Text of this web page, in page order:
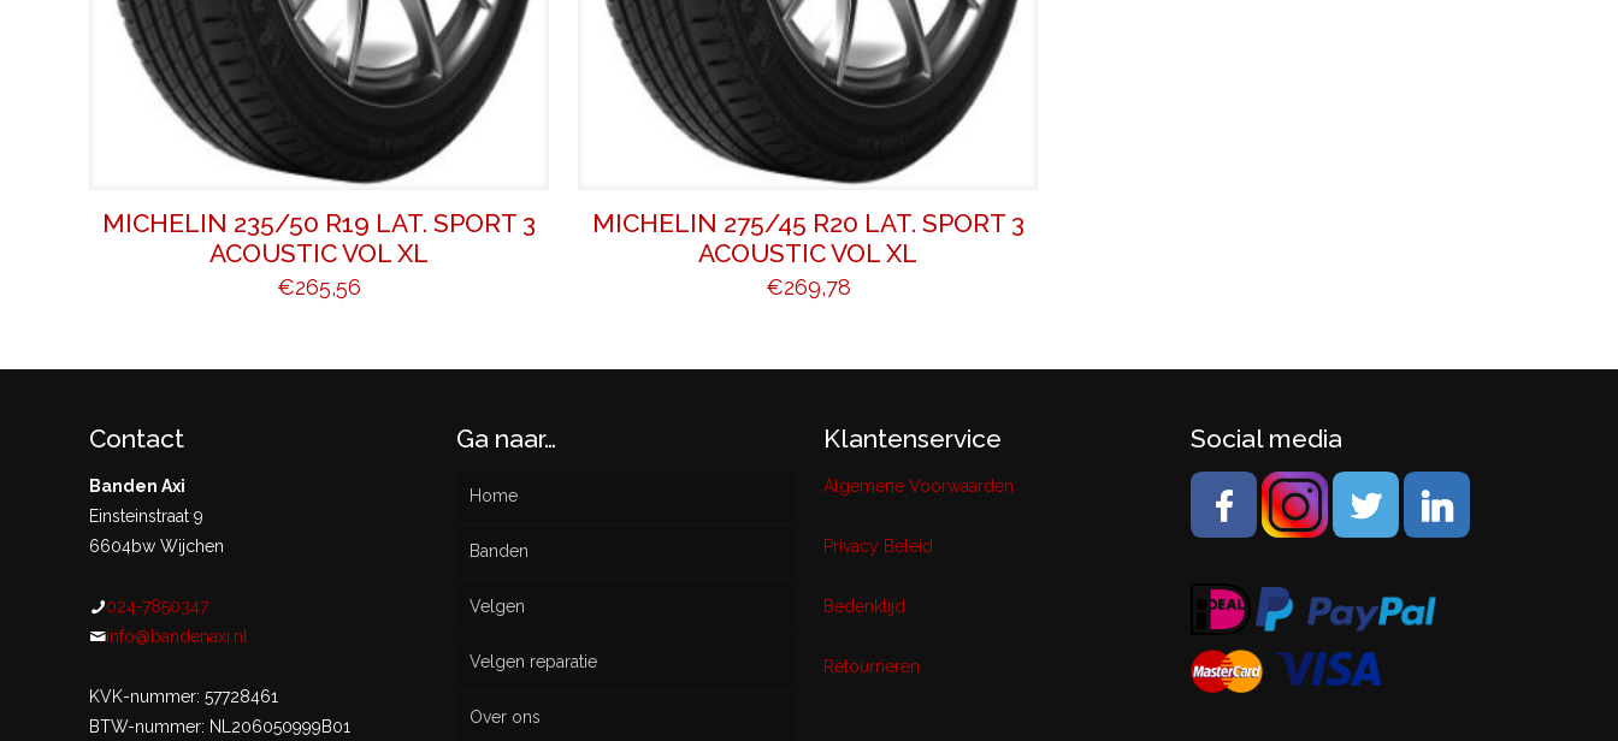
MICHELIN 235/50 R19 LAT. SPORT 3
ACOUSTIC VOL XL
€265,56
MICHELIN 275/45 R20 LAT. SPORT 3
ACOUSTIC VOL XL
€269,78
Contact
Banden Axi
Einsteinstraat 9
6604bw Wijchen
024-7850347
info@bandenaxi.nl
KVK-nummer: 57728461
BTW-nummer: NL206050999B01
Ga naar…
Home
Banden
Nieuw
Gebruikt
Velgen
Velgen reparatie
Over ons
Klantenservice
Algemene Voorwaarden
Privacy Beleid
Bedenktijd
Retourneren
Social media